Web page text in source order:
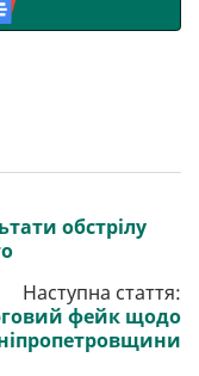
обстрілу
Наступна стаття:
фейк щодо